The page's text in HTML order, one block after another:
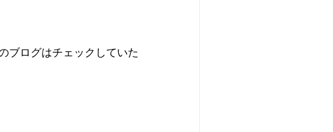
ブログはチェックしていた